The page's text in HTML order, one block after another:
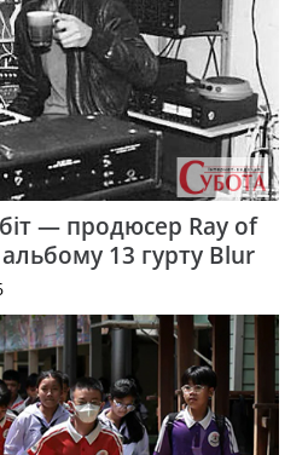
— продюсер Ray of
13 гурту Blur